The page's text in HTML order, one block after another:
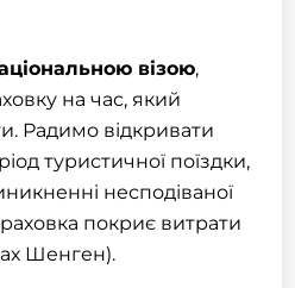
візою,
на час, який
Радимо відкривати
туристичної поїздки,
несподіваної
покриє витрати
Шенген).